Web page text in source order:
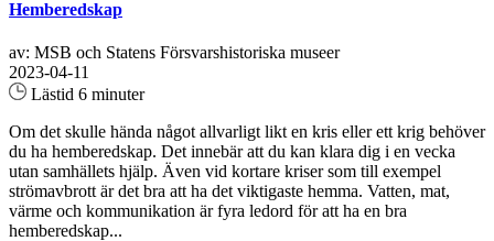
Hemberedskap
av: MSB och Statens Försvarshistoriska museer
2023-04-11
Lästid 6 minuter
Om det skulle hända något allvarligt likt en kris eller ett krig behöver
du ha hemberedskap. Det innebär att du kan klara dig i en vecka
utan samhällets hjälp. Även vid kortare kriser som till exempel
strömavbrott är det bra att ha det viktigaste hemma. Vatten, mat,
värme och kommunikation är fyra ledord för att ha en bra
hemberedskap...